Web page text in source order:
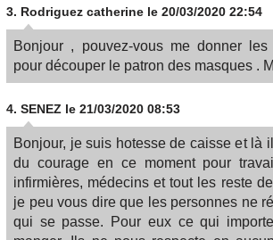
3. Rodriguez catherine le 20/03/2020 22:54
Bonjour , pouvez-vous me donner les
pour découper le patron des masques .
4. SENEZ le 21/03/2020 08:53
Bonjour, je suis hotesse de caisse et là
du courage en ce moment pour
infirmières, médecins et tout les reste
je peu vous dire que les personnes ne
qui se passe. Pour eux ce qui